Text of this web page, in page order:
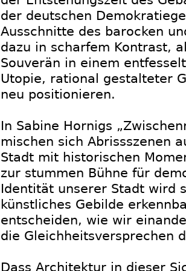
der deutschen
Ausschnitte des barocken
dazu in scharfem Kontrast,
Souverän in einem
Utopie, rational gestalteter
neu positionieren.
In Sabine Hornigs
mischen sich Abrissszenen
Stadt mit historischen
zur stummen Bühne für
Identität unserer Stadt wird
künstliches Gebilde
entscheiden, wie wir
die Gleichheitsversprechen
Dass Architektur in dieser